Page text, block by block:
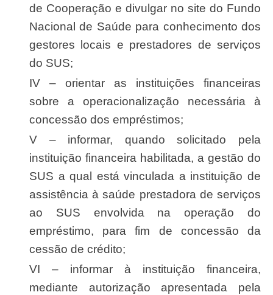
de Cooperação e divulgar no site do Fundo
Nacional de Saúde para conhecimento dos
gestores locais e prestadores de serviços
do SUS;
IV – orientar as instituições financeiras
sobre a operacionalização necessária à
concessão dos empréstimos;
V – informar, quando solicitado pela
instituição financeira habilitada, a gestão do
SUS a qual está vinculada a instituição de
assistência à saúde prestadora de serviços
ao SUS envolvida na operação do
empréstimo, para fim de concessão da
cessão de crédito;
VI – informar à instituição financeira,
mediante autorização apresentada pela